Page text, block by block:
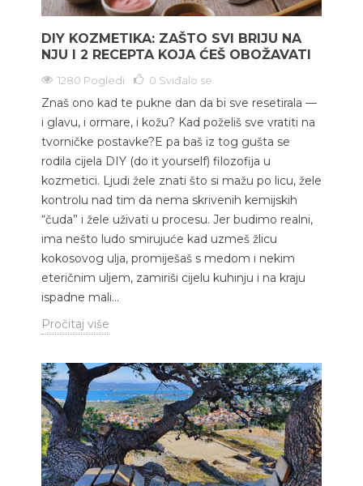
DIY KOZMETIKA: ZAŠTO SVI BRIJU NA
NJU I 2 RECEPTA KOJA ĆEŠ OBOŽAVATI
1280 Pogledi 0 Sviđalo se
Znaš ono kad te pukne dan da bi sve resetirala —
i glavu, i ormare, i kožu? Kad poželiš sve vratiti na
tvorničke postavke?E pa baš iz tog gušta se
rodila cijela DIY (do it yourself) filozofija u
kozmetici. Ljudi žele znati što si mažu po licu, žele
kontrolu nad tim da nema skrivenih kemijskih
“čuda” i žele uživati u procesu. Jer budimo realni,
ima nešto ludo smirujuće kad uzmeš žlicu
kokosovog ulja, promiješaš s medom i nekim
eteričnim uljem, zamiriši cijelu kuhinju i na kraju
ispadne mali...
Pročitaj više